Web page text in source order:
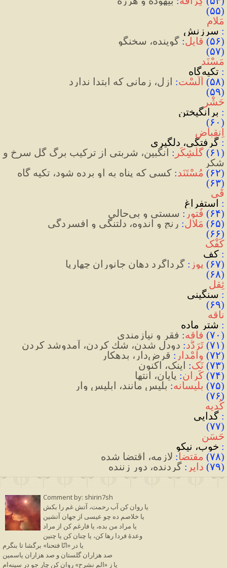
(۵۵)
مَلام
: سرزنش
(۵۶) قایل: گوینده، سخنگو
(۵۷)
مَسْنَد
: تکیهگاه
(۵۸) اَلَسْت: ازل، زمانی که ابتدا ندارد
(۵۹)
حَشْر
: برانگیختن
(۶۰)
اِنقِباض
: گرفتگی، دلگیری
(۶۱) گُلْشِکَر :
شکر
(۶۲) مُسْتَنَد: کسی که پناه به او برده شود، تکیه گاه
(۶۳)
قَی
: استفراغ
(۶۴) فُتور : سستی و بی‌حالی
(۶۵) مَلال: رنج ‌و ‌اندوه، دلتنگی و افسردگی
(۶۶)
کَفْک
: کف
(۶۷) پوز : گرداگرد دهان جانوران چهارپا
(۶۸)
ثِقل
: سنگینی
(۶۹)
ناقه
: شتر ماده
(۷۰) فاقه: فقر و نیازمندی
(۷۱) تَرَدُّد: دودل شدن، شك كردن، آمدوشد کردن
(۷۲) وامْدار : قرض‌دار، بدهکار
(۷۳) نَک: اینک، اکنون
(۷۴) کَران: پایان، انتها
(۷۵) بلیسانه: بلیس مانند، ابلیس وار
(۷۶)
کُدیه
: گدایی
(۷۷)
حَسَن
: خوب، نیکو
(۷۸) مقتضا: لازمه، اقتضا‌ شده
(۷۹) دایر : گردنده، دور زننده
Comment by: shirin7sh
یا روان کن آب رحمت، آتش غم را بکش
یا خلاصم ده چو عیسی از جهان آتشین
یا مراد من بده، یا فارغم کن از مراد
وعدۀ فردا رها کن، یا چنان کن یا چنین
یا در «انّا فتحنا» برگشا تا بنگرم
صد هزاران گلستان و صد هزاران یاسمین
یا ز «الم نشرح» روان کن چار جو در سینه‌ام